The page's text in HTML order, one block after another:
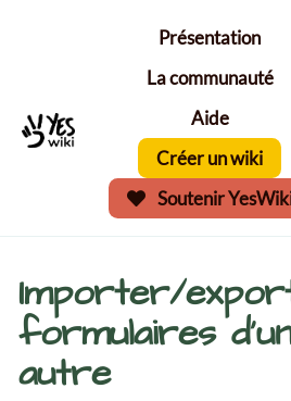
Aller au contenu principal
Présentation
La communauté
Aide
Créer un wiki
Soutenir
Importer/
formulaires
autre